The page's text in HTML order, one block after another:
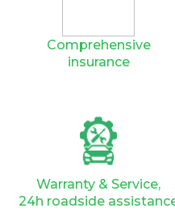
Comprehensive
insurance
Warranty & Service,
24h roadside